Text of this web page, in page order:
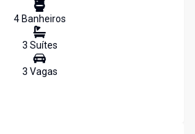
4Banheiros
3 Suítes
3 Vagas